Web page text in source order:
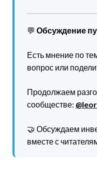
💬 Обсуждение
Есть мнение по
вопрос или
Продолжаем
сообществе:
🤝 Обсуждаем
вместе с